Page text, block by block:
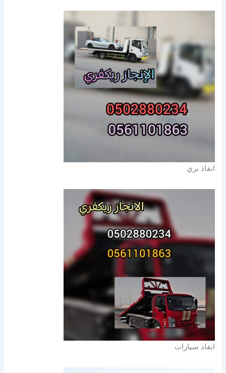
انقاذ بري
انقاذ سيارات